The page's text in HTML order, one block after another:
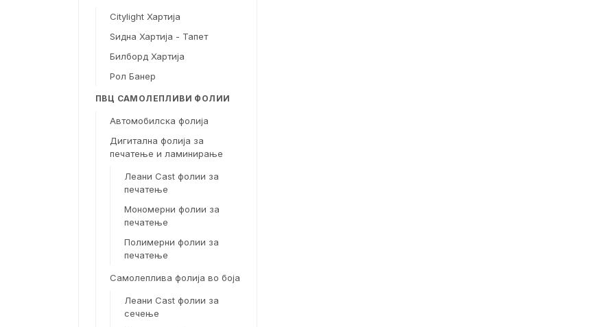
Citylight Хартија
Ѕидна Хартија - Тапет
Билборд Хартија
Рол Банер
ПВЦ САМОЛЕПЛИВИ ФОЛИИ
Автомобилска фолија
Дигитална фолија за
печатење и ламинирање
Леани Cast фолии за
печатење
Мономерни фолии за
печатење
Полимерни фолии за
печатење
Самолеплива фолија во боја
Леани Cast фолии за
сечење